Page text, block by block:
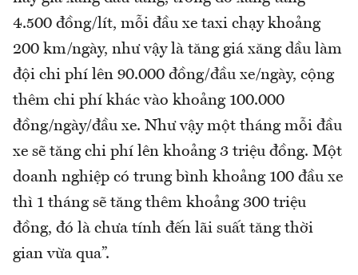
4.500 đồng/lít, mỗi đầu xe taxi chạy khoảng
200 km/ngày, như vậy là tăng giá xăng dầu làm
đội chi phí lên 90.000 đồng/đầu xe/ngày, cộng
thêm chi phí khác vào khoảng 100.000
đồng/ngày/đầu xe. Như vậy một tháng mỗi đầu
xe sẽ tăng chi phí lên khoảng 3 triệu đồng. Một
doanh nghiệp có trung bình khoảng 100 đầu xe
thì 1 tháng sẽ tăng thêm khoảng 300 triệu
đồng, đó là chưa tính đến lãi suất tăng thời
gian vừa qua”.